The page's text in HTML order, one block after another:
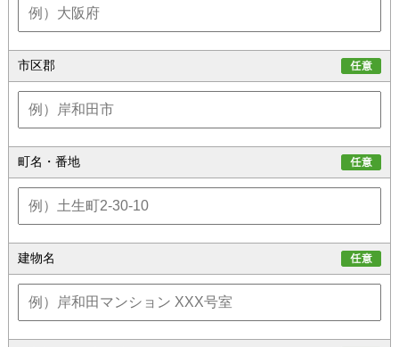
市区郡
町名・番地
建物名